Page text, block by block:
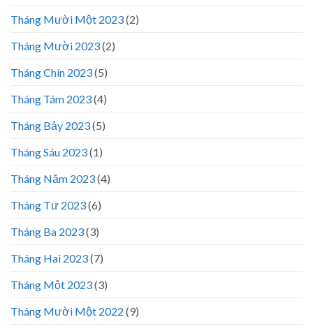
Tháng Mười Một 2023(2)
Tháng Mười 2023(2)
Tháng Chín 2023(5)
Tháng Tám 2023(4)
Tháng Bảy 2023(5)
Tháng Sáu 2023(1)
Tháng Năm 2023(4)
Tháng Tư 2023(6)
Tháng Ba 2023(3)
Tháng Hai 2023(7)
Tháng Một 2023(3)
Tháng Mười Một 2022 (9)